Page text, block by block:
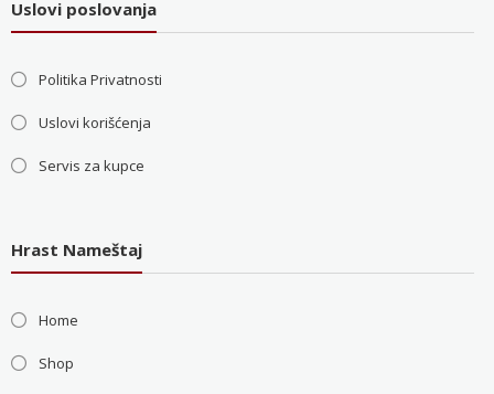
Uslovi poslovanja
Politika Privatnosti
Uslovi korišćenja
Servis za kupce
Hrast Nameštaj
Home
Shop